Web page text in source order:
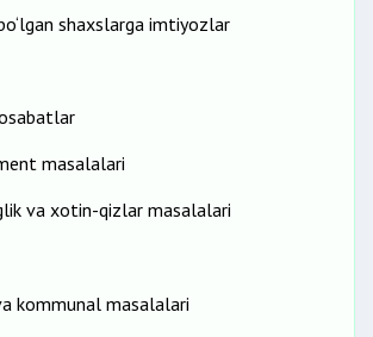
shaxslarga imtiyozlar
masalalari
va xotin-qizlar masalalari
kommunal masalalari